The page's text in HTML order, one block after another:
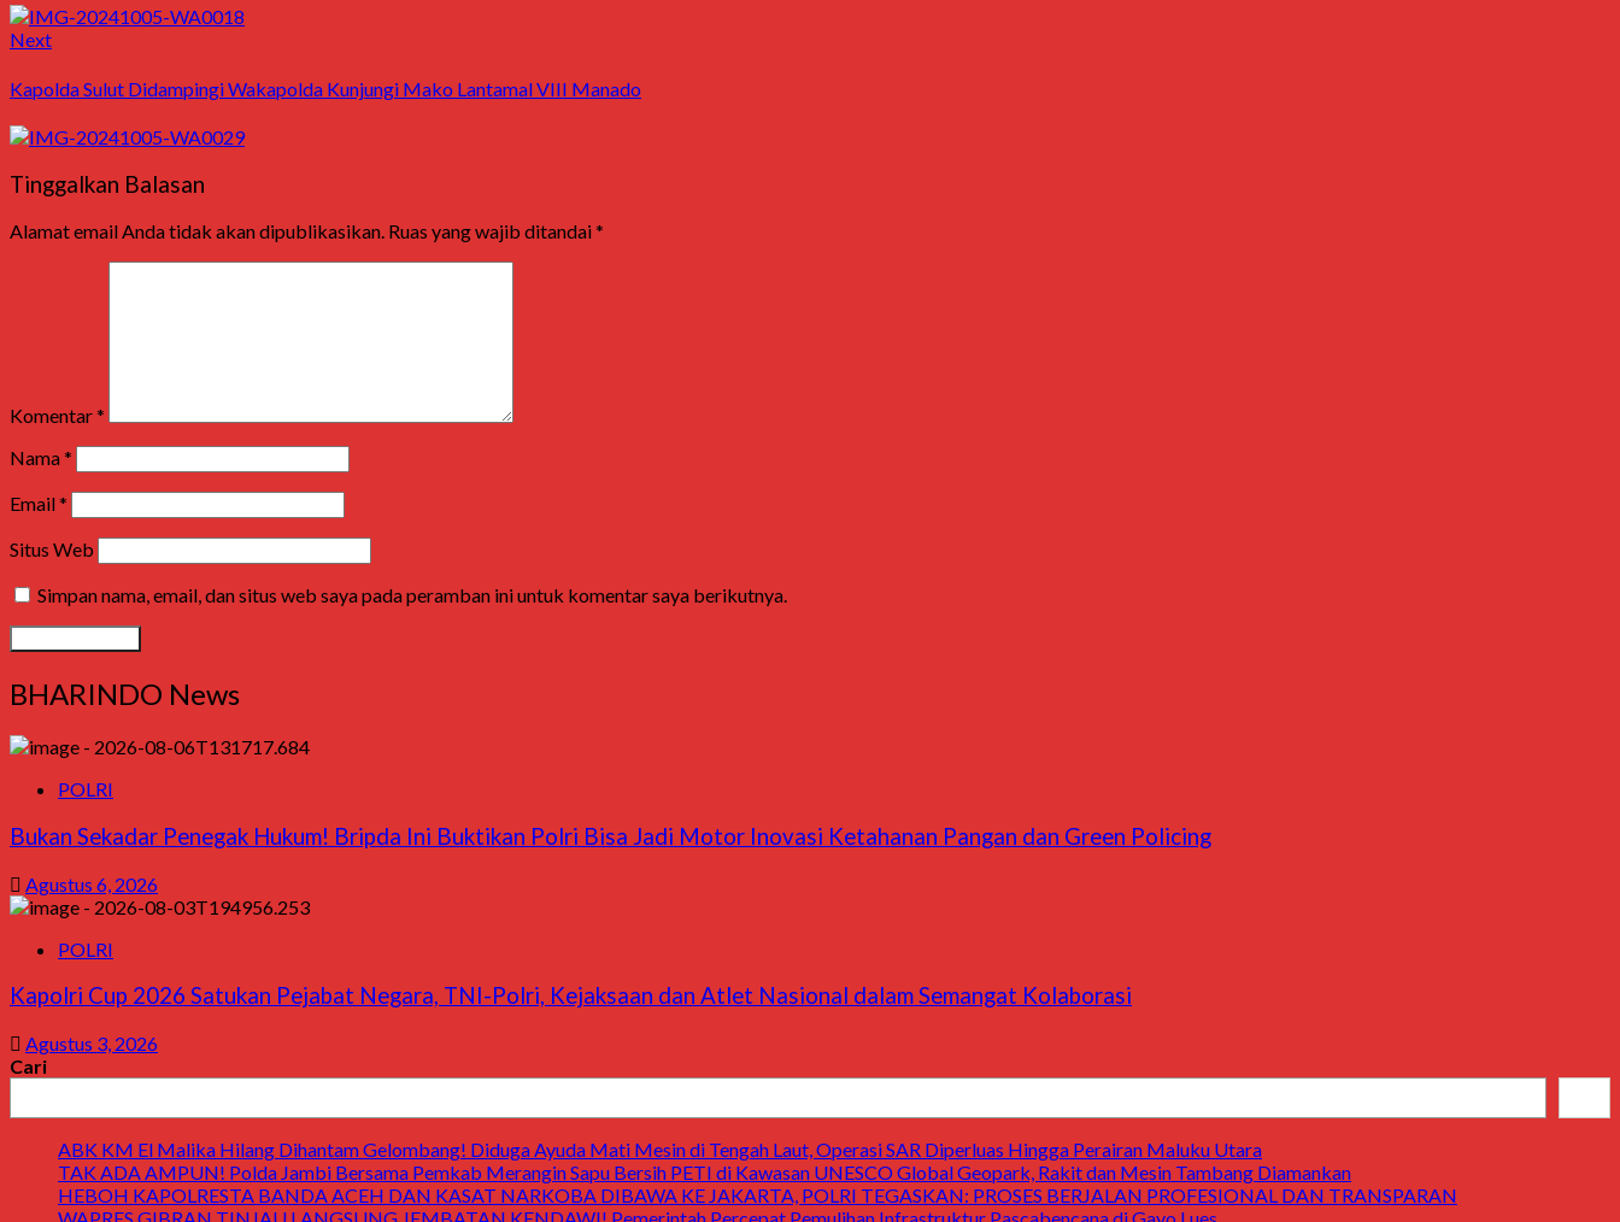
NextNext
Kapolda Sulut Didampingi Wakapolda Kunjungi Mako Lantamal VIII Manado
Tinggalkan Balasan
Alamat email Anda tidak akan dipublikasikan. Ruas yang wajib ditandai*
Komentar*
Nama*
Email*
Situs Web
Simpan nama, email, dan situs web saya pada peramban ini untuk komentar saya berikutnya.
BHARINDO News
POLRI
Bukan Sekadar Penegak Hukum! Bripda Ini Buktikan Polri Bisa Jadi Motor Inovasi Ketahanan Pangan dan Green Policing
Agustus 6, 2026
POLRI
Kapolri Cup 2026 Satukan Pejabat Negara, TNI-Polri, Kejaksaan dan Atlet Nasional dalam Semangat Kolaborasi
Agustus 3, 2026
Cari
ABK KM El Malika Hilang Dihantam Gelombang! Diduga Ayuda Mati Mesin di Tengah Laut, Operasi SAR Diperluas Hingga Perairan Maluku Utara
TAK ADA AMPUN! Polda Jambi Bersama Pemkab Merangin Sapu Bersih PETI di Kawasan UNESCO Global Geopark, Rakit dan Mesin Tambang Diamankan
HEBOH KAPOLRESTA BANDA ACEH DAN KASAT NARKOBA DIBAWA KE JAKARTA, POLRI TEGASKAN: PROSES BERJALAN PROFESIONAL DAN TRANSPARAN